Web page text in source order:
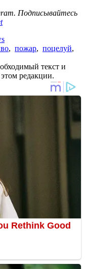
Подписывайтесь
, пожар, поцелуй,
текст и
редакции.